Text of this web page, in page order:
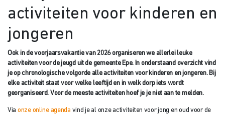
activiteiten voor kinderen en
jongeren
Ook in de voorjaarsvakantie van 2026 organiseren we allerlei leuke
activiteiten voor de jeugd uit de gemeente Epe. In onderstaand overzicht vind
je op chronologische volgorde alle activiteiten voor kinderen en jongeren. Bij
elke activiteit staat voor welke leeftijd en in welk dorp iets wordt
georganiseerd. Voor de meeste activiteiten hoef je je niet aan te melden.
Via onze online agenda vind je al onze activiteiten voor jong en oud voor de